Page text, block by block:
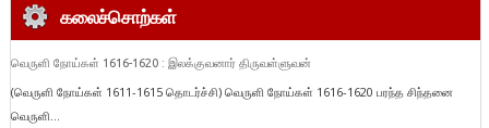
கலைச்சொற்கள்
வெருளி நோய்கள் 1616-1620 : இலக்குவனார் திருவள்ளுவன்
(வெருளி நோய்கள் 1611-1615 தொடர்ச்சி) வெருளி நோய்கள் 1616-1620 பரந்த சிந்தனை
வெருளி...